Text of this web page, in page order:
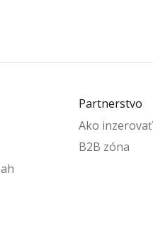
Partnerstvo
Ako inzerovať
B2B zóna